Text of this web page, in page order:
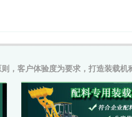
，客户体验度为要求，打造装载机